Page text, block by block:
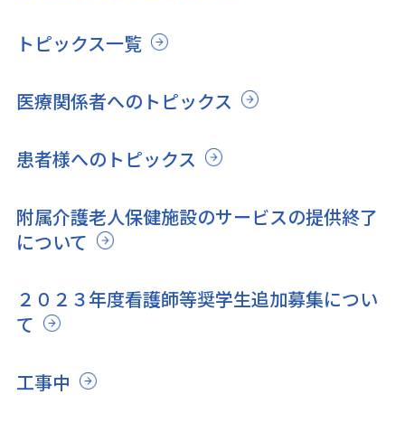
トピックス一覧
医療関係者へのトピックス
患者様へのトピックス
附属介護老人保健施設のサービスの提供終了
について
２０２３年度看護師等奨学生追加募集につい
て
工事中